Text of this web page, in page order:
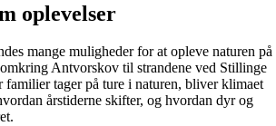
oplevelser
mange muligheder for at opleve naturen på
Antvorskov til strandene ved Stillinge
tager på ture i naturen, bliver klimaet
årstiderne skifter, og hvordan dyr og